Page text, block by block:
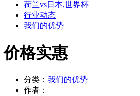
荷兰vs日本,世界杯
行业动态
我们的优势
价格实惠
分类： 我们的优势
作者：